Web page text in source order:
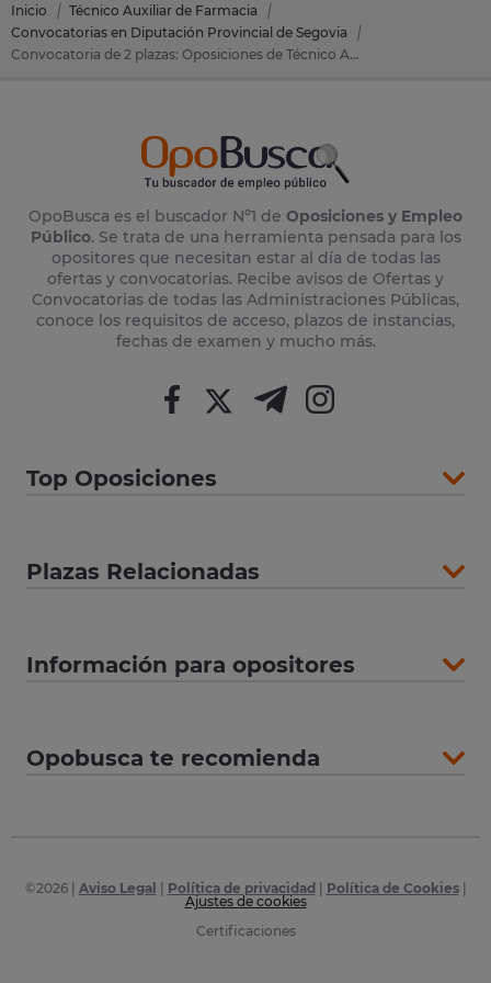
Inicio
Técnico Auxiliar de Farmacia
Convocatorias en Diputación Provincial de Segovia
Convocatoria de 2 plazas: Oposiciones de Técnico Auxiliar de Farmacia en Diputación Provincial de Segovia (Segovia)
OpoBusca es el buscador Nº1 de Oposiciones y Empleo
Público. Se trata de una herramienta pensada para los
opositores que necesitan estar al día de todas las
ofertas y convocatorias. Recibe avisos de Ofertas y
Convocatorias de todas las Administraciones Públicas,
conoce los requisitos de acceso, plazos de instancias,
fechas de examen y mucho más.
Top Oposiciones
Plazas Relacionadas
Información para opositores
Opobusca te recomienda
©2026| Aviso Legal Política de privacidad Política de Cookies|
Ajustes de cookies
Certificaciones